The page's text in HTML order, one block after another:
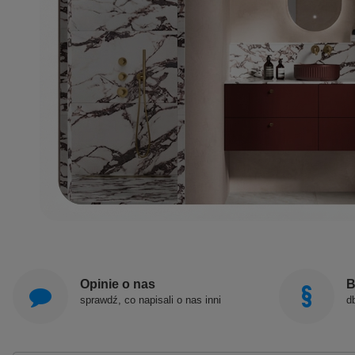
Opinie o nas
sprawdź, co napisali o nas inni